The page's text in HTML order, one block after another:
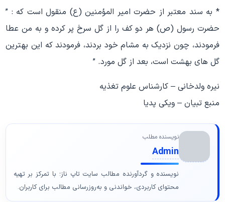
* به سند معتبر از حضرت امیر المؤمنین (ع) منقول است که : ”
حضرت رسول (ص) هر دو کف را از گل سرخ پر کرده و به من عطا
فرمودند، چون نزدیک به مشام خود بردند، فرمودند که این بهترین
گل هاى بهشت است، بعد از گل مورد. ”
نیره ولدخانی – کارشناس علوم تغذیه
منبع تبیان – ویکی پدیا
نویسنده مطلب
Admin
نویسنده و گردآورنده مطالب سایت تاپ ناز؛ با تمرکز بر تهیه
محتوای کاربردی، خواندنی و به‌روزرسانی مطالب برای کاربران.